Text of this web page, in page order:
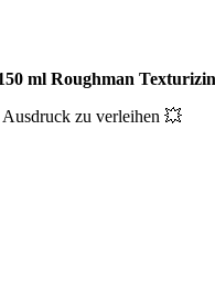
ml Roughman
zu verleihen 💥